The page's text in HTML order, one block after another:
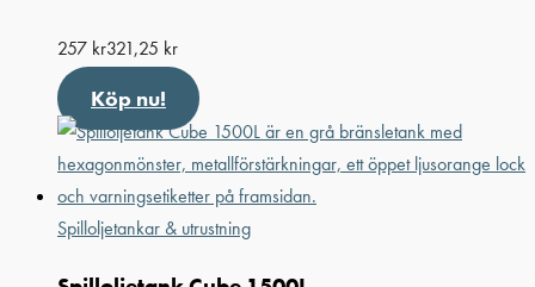
257 kr321,25 kr
Köp nu!
Spilloljetankar & utrustning